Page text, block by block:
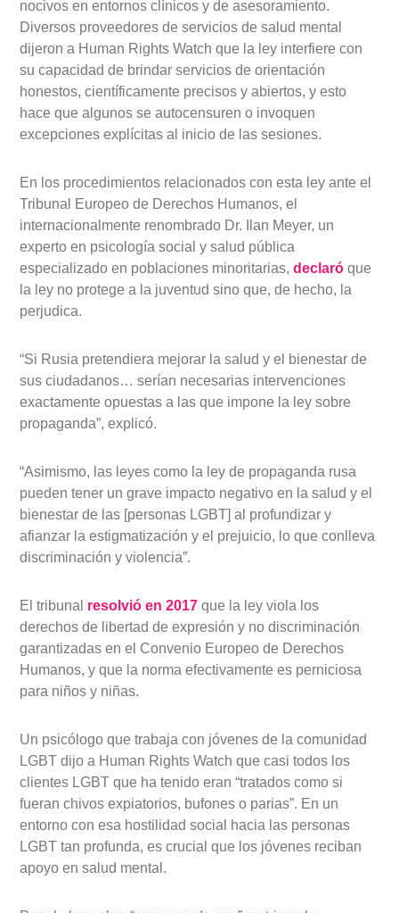
nocivos en entornos clínicos y de asesoramiento.
Diversos proveedores de servicios de salud mental
dijeron a Human Rights Watch que la ley interfiere con
su capacidad de brindar servicios de orientación
honestos, científicamente precisos y abiertos, y esto
hace que algunos se autocensuren o invoquen
excepciones explícitas al inicio de las sesiones.
En los procedimientos relacionados con esta ley ante el
Tribunal Europeo de Derechos Humanos, el
internacionalmente renombrado Dr. Ilan Meyer, un
experto en psicología social y salud pública
especializado en poblaciones minoritarias,declaró que
la ley no protege a la juventud sino que, de hecho, la
perjudica.
“Si Rusia pretendiera mejorar la salud y el bienestar de
sus ciudadanos… serían necesarias intervenciones
exactamente opuestas a las que impone la ley sobre
propaganda”, explicó.
“Asimismo, las leyes como la ley de propaganda rusa
pueden tener un grave impacto negativo en la salud y el
bienestar de las [personas LGBT] al profundizar y
afianzar la estigmatización y el prejuicio, lo que conlleva
discriminación y violencia”.
El tribunal resolvió en 2017 que la ley viola los
derechos de libertad de expresión y no discriminación
garantizadas en el Convenio Europeo de Derechos
Humanos, y que la norma efectivamente es perniciosa
para niños y niñas.
Un psicólogo que trabaja con jóvenes de la comunidad
LGBT dijo a Human Rights Watch que casi todos los
clientes LGBT que ha tenido eran “tratados como si
fueran chivos expiatorios, bufones o parias”. En un
entorno con esa hostilidad social hacia las personas
LGBT tan profunda, es crucial que los jóvenes reciban
apoyo en salud mental.